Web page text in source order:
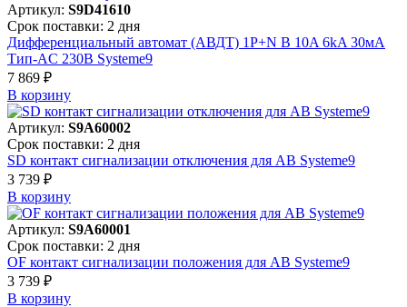
Артикул: S9D41610
Срок поставки: 2 дня
Дифференциальный автомат (АВДТ) 1P+N B 10A 6kA 30мА
Тип-AC 230В Systeme9
7 869 ₽
В корзинy
Артикул: S9A60002
Срок поставки: 2 дня
SD контакт сигнализации отключения для АВ Systeme9
3 739 ₽
В корзинy
Артикул: S9A60001
Срок поставки: 2 дня
OF контакт сигнализации положения для АВ Systeme9
3 739 ₽
В корзинy